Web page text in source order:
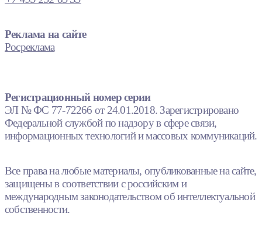
Реклама на сайте
Росреклама
Регистрационный номер серии
ЭЛ № ФС 77-72266 от 24.01.2018. Зарегистрировано
Федеральной службой по надзору в сфере связи,
информационных технологий и массовых коммуникаций.
Все права на любые материалы, опубликованные на сайте,
защищены в соответствии с российским и
международным законодательством об интеллектуальной
собственности.